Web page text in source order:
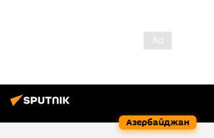
Азербайджан